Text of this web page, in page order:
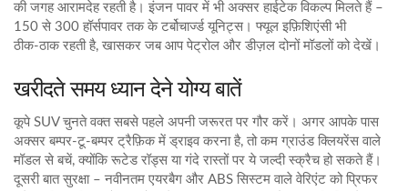
की जगह आरामदेह रहती है। इंजन पावर में भी अक्सर हाईटेक विकल्प मिलते हैं –
150 से 300 हॉर्सपावर तक के टर्बोचार्ज्ड यूनिट्स। फ्यूल इफ़िशिएंसी भी
ठीक‑ठाक रहती है, खासकर जब आप पेट्रोल और डीज़ल दोनों मॉडलों को देखें।
खरीदते समय ध्यान देने योग्य बातें
कूपे SUV चुनते वक्त सबसे पहले अपनी जरूरत पर गौर करें। अगर आपके पास
अक्सर बम्पर‑टू‑बम्पर ट्रैफ़िक में ड्राइव करना है, तो कम ग्राउंड क्लियरेंस वाले
मॉडल से बचें, क्योंकि रूटेड रॉड्स या गंदे रास्तों पर ये जल्दी स्क्रैच हो सकते हैं।
दूसरी बात सुरक्षा – नवीनतम एयरबैग और ABS सिस्टम वाले वेरिएंट को प्रिफर